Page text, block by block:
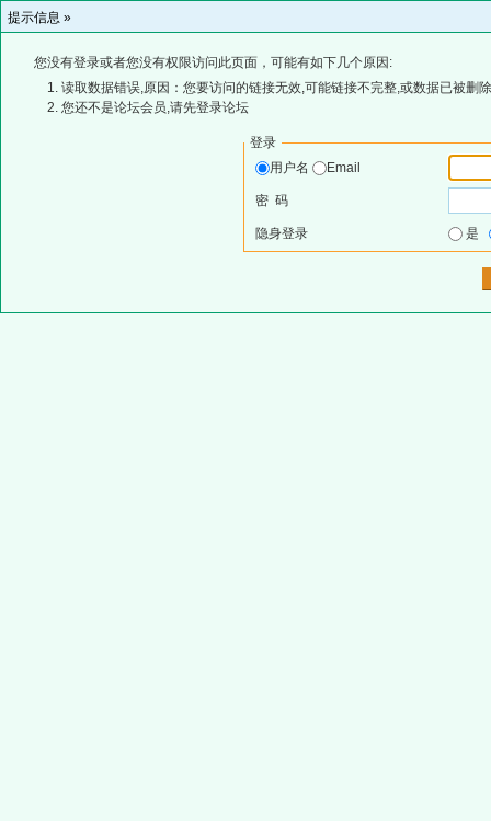
提示信息 »
您没有登录或者您没有权限访问此页面，可能有如下几个原因:
读取数据错误,原因：您要访问的链接无效,可能链接不完整,或数据已被删
您还不是论坛会员,请先登录论坛
登录
用户名
Email
密 码
隐身登录 是